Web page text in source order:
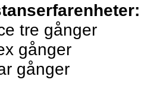
tre gånger
gånger
gånger